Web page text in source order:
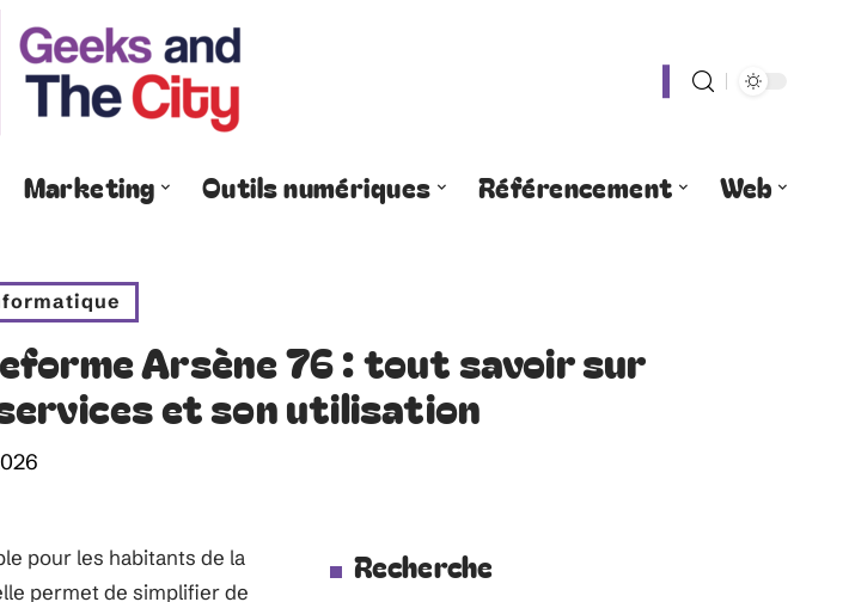
Marketing Outils numériques Référencement Web
Arsène 76 : tout savoir sur
et son utilisation
pour les habitants de la
permet de simplifier de
Recherche